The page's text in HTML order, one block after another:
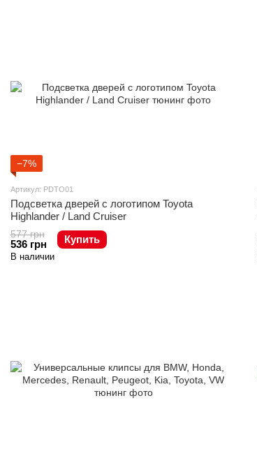
−7%
Артикул: PDTO01
Подсветка дверей с логотипом Toyota
Highlander / Land Cruiser
577 грн
536 грн Купить
В наличии